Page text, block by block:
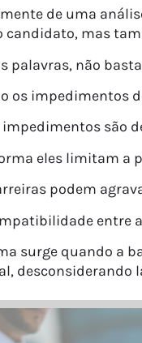
de uma
candidato, mas
palavras, não
os impedimentos
impedimentos são
eles limitam a
podem
entre
surge quando a
desconsiderando